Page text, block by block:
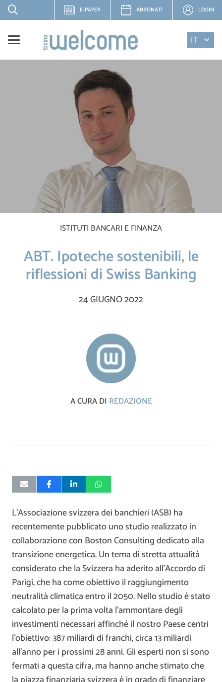
E-PAPER ABBONATI LOGIN
IT
ISTITUTI BANCARI E FINANZA
ABT. Ipoteche sostenibili, le
riflessioni di Swiss Banking
24 GIUGNO 2022
A CURA DI REDAZIONE
L’Associazione svizzera dei banchieri (ASB) ha
recentemente pubblicato uno studio realizzato in
collaborazione con Boston Consulting dedicato alla
transizione energetica. Un tema di stretta attualità
considerato che la Svizzera ha aderito all’Accordo di
Parigi, che ha come obiettivo il raggiungimento
neutralità climatica entro il 2050. Nello studio è stato
calcolato per la prima volta l’ammontare degli
investimenti necessari affinché il nostro Paese centri
l’obiettivo: 387 miliardi di franchi, circa 13 miliardi
all’anno per i prossimi 28 anni. Gli esperti non si sono
fermati a questa cifra, ma hanno anche stimato che